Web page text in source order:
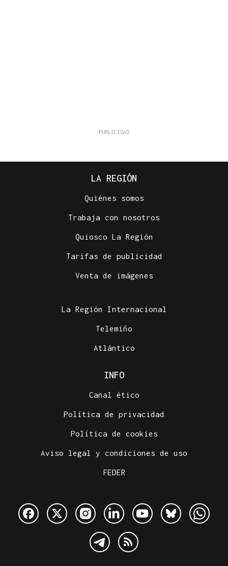
LA REGIÓN
Quiénes somos
Trabaja con nosotros
Quiosco La Región
Tarifas de publicidad
Venta de imágenes
La Región Internacional
Telemiño
Atlántico
INFO
Canal ético
Política de privacidad
Política de cookies
Aviso legal y condiciones de uso
FEDER